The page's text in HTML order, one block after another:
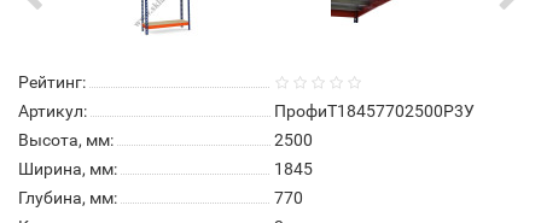
Рейтинг:
Артикул:
ПрофиТ18457702500P3У
Высота, мм:
2500
Ширина, мм:
1845
Глубина, мм:
770